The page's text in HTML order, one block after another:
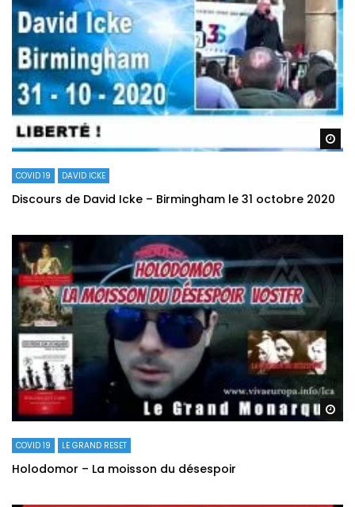
COVID 19 DAVID ICKE
Discours de David Icke – Birmingham le 31 octobre 2020
COVID 19 LE GRAND RESET
Holodomor – La moisson du désespoir